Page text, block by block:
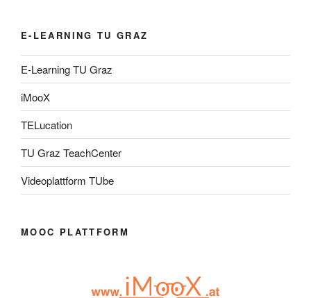
E-LEARNING TU GRAZ
E-Learning TU Graz
iMooX
TELucation
TU Graz TeachCenter
Videoplattform TUbe
MOOC PLATTFORM